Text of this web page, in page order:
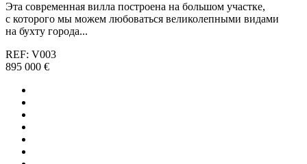
Эта современная вилла построена на большом участке,
с которого мы можем любоваться великолепными видами
на бухту города...
REF: V003
895 000 €